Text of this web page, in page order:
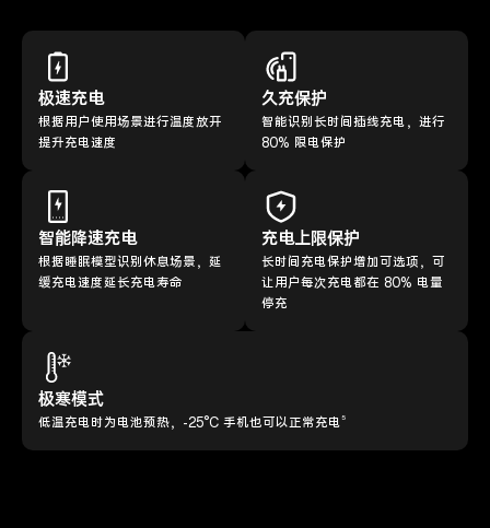
极速充电
根据用户使用场景进行温度放开
提升充电速度
久充保护
智能识别长时间插线充电，进行
80% 限电保护
智能降速充电
根据睡眠模型识别休息场景，延
缓充电速度延长充电寿命
充电上限保护
长时间充电保护增加可选项，可
让用户每次充电都在 80% 电量
停充
极寒模式
低温充电时为电池预热，-25°C 手机也可以正常充电5